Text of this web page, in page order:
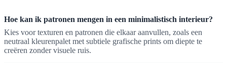
Hoe kan ik patronen mengen in een minimalistisch interieur?
Kies voor texturen en patronen die elkaar aanvullen, zoals een
neutraal kleurenpalet met subtiele grafische prints om diepte te
creëren zonder visuele ruis.